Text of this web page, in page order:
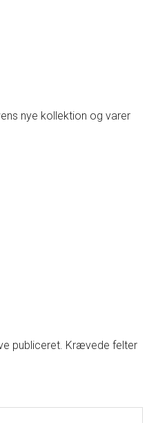
nye kollektion og varer
publiceret. Krævede felter